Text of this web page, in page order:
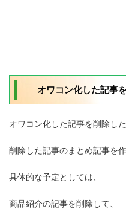
オワコン化した記事
オワコン化した記事を削除した
削除した記事のまとめ記事を作
具体的な予定としては、
商品紹介の記事を削除して、